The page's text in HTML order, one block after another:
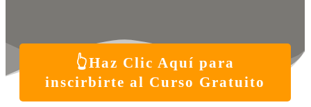
👆Haz Clic Aquí para
inscirbirte al Curso Gratuito